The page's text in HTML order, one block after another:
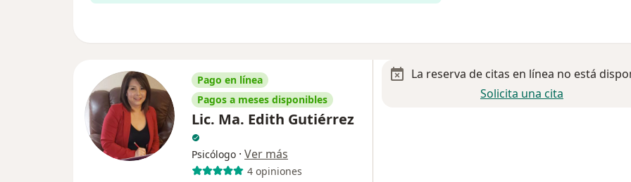
Pago en línea
Pagos a meses disponibles
Lic. Ma. Edith Gutiérrez
Psicólogo · Ver más
4 opiniones
La reserva de citas en línea no está
Solicita una cita